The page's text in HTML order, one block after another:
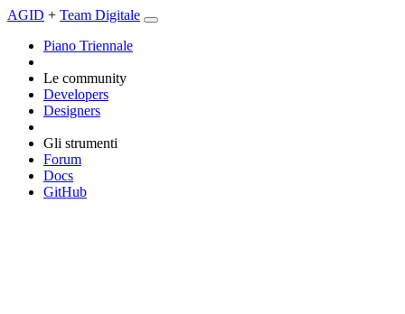
AGID + Team Digitale
Piano Triennale
Le community
Developers
Designers
Gli strumenti
Forum
Docs
GitHub